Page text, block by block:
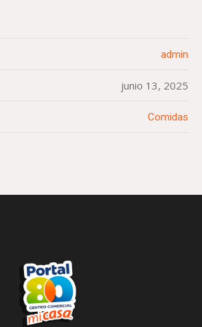
admin
junio 13, 2025
Comidas